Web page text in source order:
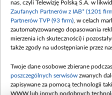
nas, czyli Telewizję Polską S.A. w
Zaufanych Partnerów z IAB* (1201
Partnerów TVP (93 firm) , w celach
zautomatyzowanego dopasowania
mierzenia ich skuteczności) i
także zgody na udostępnianie przez
Twoje dane osobowe zbierane
poszczególnych serwisów zwanych
zapisywane za pomocą technologii
WWW lub innych podobnych